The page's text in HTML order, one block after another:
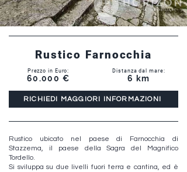
Rustico Farnocchia
Prezzo in Euro:
60.000 €
Distanza dal mare:
6 km
RICHIEDI MAGGIORI INFORMAZIONI
Rustico ubicato nel paese di Farnocchia di
Stazzema, il paese della Sagra del Magnifico
Tordello.
Si sviluppa su due livelli fuori terra e cantina, ed è